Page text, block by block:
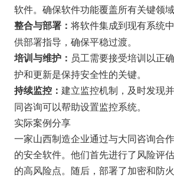
软件。确保软件功能覆盖所有关键领域
整合与部署： 将软件集成到现有系统
供部署指导，确保平稳过渡。
培训与维护： 员工需要接受培训以正
护和更新是保持安全性的关键。
持续监控： 建立监控机制，及时发现
同咨询可以帮助设置监控系统。
实际案例分享
一家山西制造企业通过与大同咨询合
的安全软件。他们首先进行了风险评
的高风险点。随后，部署了加密和防